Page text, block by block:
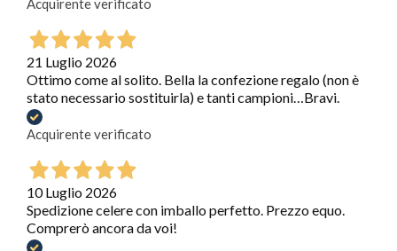
Acquirente verificato
21 Luglio 2026
Ottimo come al solito. Bella la confezione regalo (non è
stato necessario sostituirla) e tanti campioni…Bravi.
Acquirente verificato
10 Luglio 2026
Spedizione celere con imballo perfetto. Prezzo equo.
Comprerò ancora da voi!